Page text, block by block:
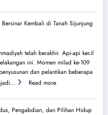
Cahaya
Sang
Balik
Pura
Bersinar Kembali di Tanah Sijunjung
telah berakhir. Api-api kecil
ini. Momen milad ke-109
dan pelantikan beberapa
Read more:
Surya
Bersinar
Pengabdian, dan Pilihan Hidup